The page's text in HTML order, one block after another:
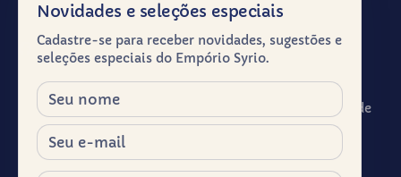
Instagram · @emporiosyrio
Facebook · @emporiosyrio
contato@emporiosyrio.com.br
R. Comendador Abdo Schahin, 136 - Centro Histórico de
São Paulo, São Paulo - SP, 01023-050
Segunda a sábado, das 9h às 19h
Novidades e seleções especiais
Cadastre-se para receber novidades, sugestões e
seleções especiais do Empório Syrio.
Nome
E-mail